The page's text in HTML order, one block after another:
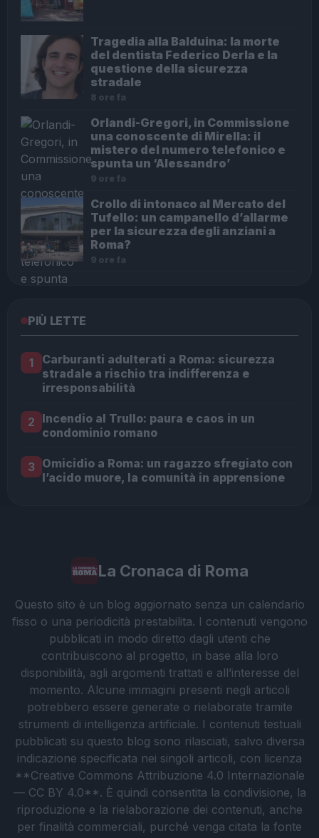
Tragedia alla Balduina: la morte
del dentista Federico Derla e la
questione della sicurezza
stradale
8 ore fa
Orlandi-Gregori, in Commissione
una conoscente di Mirella: il
mistero del numero telefonico e
spunta un ‘Alessandro’
9 ore fa
Crollo di intonaco al Mercato del
Tufello: un campanello d’allarme
per la sicurezza degli anziani a
Roma?
9 ore fa
PIÙ LETTE
1
Carburanti adulterati a Roma: sicurezza
stradale a rischio tra indifferenza e
irresponsabilità
2 Incendio al Trullo: paura e caos in un
condominio romano
3 Omicidio a Roma: un ragazzo sfregiato con
l’acido muore, la comunità in apprensione
La Cronaca di Roma
Questo sito è un blog aggiornato senza un calendario
fisso o una periodicità prestabilita. I contenuti vengono
pubblicati in modo diretto dagli utenti che
contribuiscono al progetto, in base alla loro
disponibilità, agli argomenti trattati e all’interesse del
momento. Alcune immagini presenti negli articoli
potrebbero essere generate o rielaborate tramite
strumenti di intelligenza artificiale. I contenuti testuali
pubblicati su questo blog sono rilasciati, salvo diversa
indicazione specificata nei singoli articoli, con licenza
**Creative Commons Attribuzione 4.0 Internazionale
— CC BY 4.0**. È quindi consentita la condivisione, la
riproduzione e la rielaborazione dei contenuti, anche
per finalità commerciali, purché venga citata la fonte